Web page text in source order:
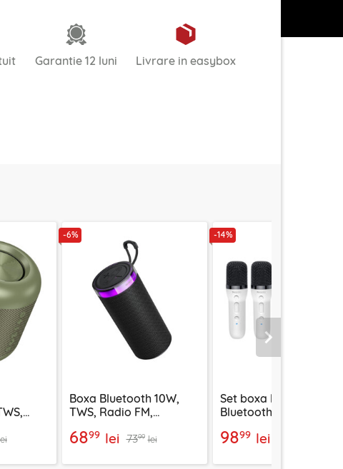
Garantie 12 luni Livrare in easybox
-6%
Boxa Bluetooth 10W,
TWS, Radio FM,
6899 lei 7399 lei
-14%
Set boxa karaoke
Bluetooth +
9899 lei